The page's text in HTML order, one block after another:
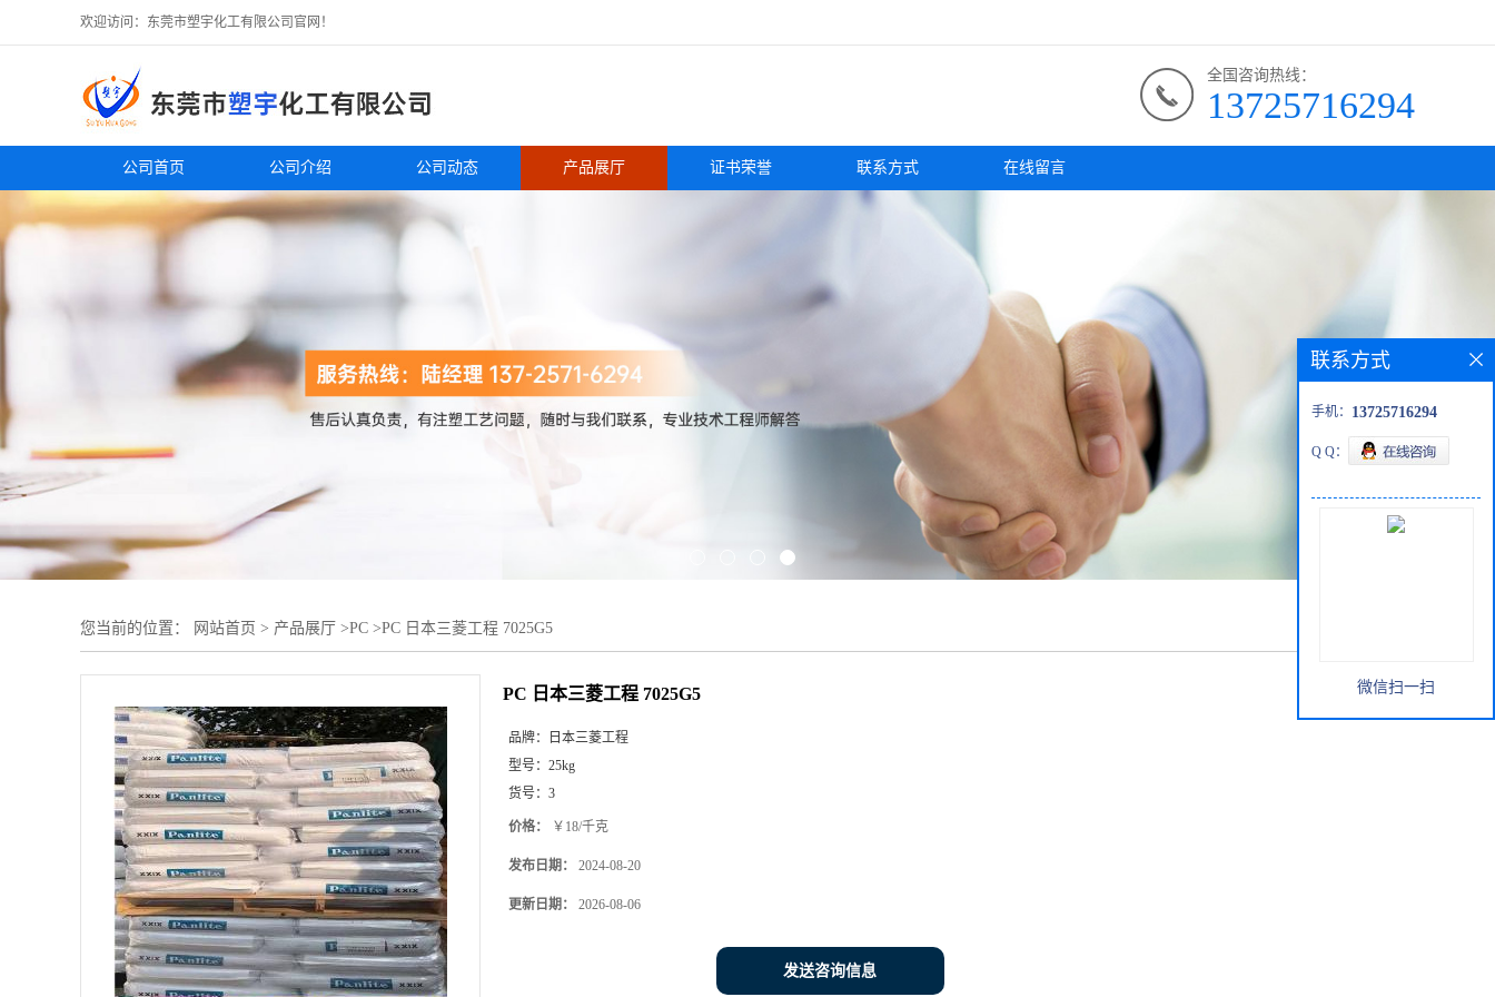
欢迎访问：东莞市塑宇化工有限公司官网！
全国咨询热线：
13725716294
公司首页 公司介绍 公司动态 产品展厅 证书荣誉 联系方式 在线留言
您当前的位置： 网站首页 > 产品展厅 >PC >PC 日本三菱工程 7025G5
PC 日本三菱工程 7025G5
品牌：
日本三菱工程
型号： 25kg
货号： 3
价格： ￥18/千克
发布日期： 2024-08-20
更新日期： 2026-08-06
发送咨询信息
联系方式
手机： 13725716294
Q Q：
微信扫一扫